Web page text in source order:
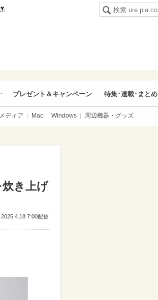
プレゼント＆キャンペーン 特集･連載･まとめ
ディア Mac Windows 周辺機器・グッズ
き上げ
2025.4.18 7:00配信